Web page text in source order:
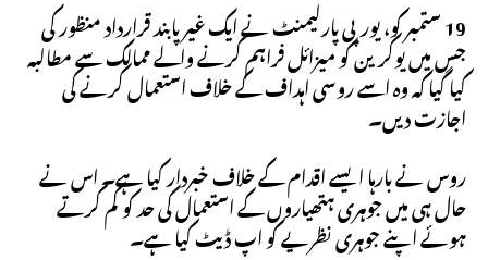
19 ستمبر کو، یورپی پارلیمنٹ نے ایک غیر پابند قرارداد منظور کی
جس میں یوکرین کو میزائل فراہم کرنے والے ممالک سے مطالبہ
کیا گیا کہ وہ اسے روسی اہداف کے خلاف استعمال کرنے کی
اجازت دیں۔
روس نے بارہا ایسے اقدام کے خلاف خبردار کیا ہے۔ اس نے
حال ہی میں جوہری ہتھیاروں کے استعمال کی حد کو کم کرتے
ہوئے اپنے جوہری نظریے کو اپ ڈیٹ کیا ہے۔